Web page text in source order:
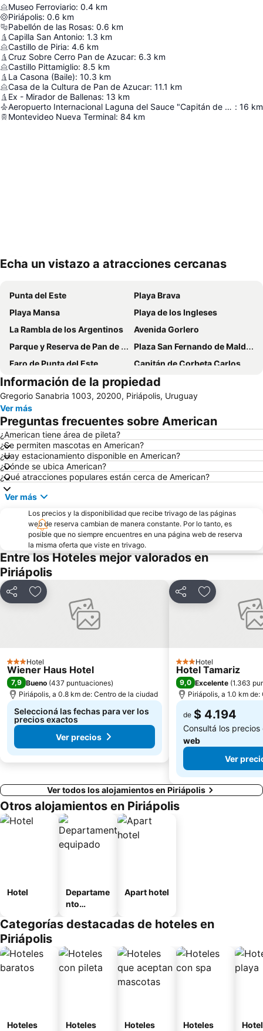
Museo Ferroviario: 0.4 km
Piriápolis: 0.6 km
Pabellón de las Rosas: 0.6 km
Capilla San Antonio: 1.3 km
Castillo de Piria: 4.6 km
Cruz Sobre Cerro Pan de Azucar: 6.3 km
Castillo Pittamiglio: 8.5 km
La Casona (Baile): 10.3 km
Casa de la Cultura de Pan de Azucar: 11.1 km
Ex - Mirador de Ballenas: 13 km
Aeropuerto Internacional Laguna del Sauce "Capitán de Corbeta Carlos Curbelo" : 16 km
Montevideo Nueva Terminal: 84 km
Echa un vistazo a atracciones cercanas
Punta del Este
Playa Brava
Playa Mansa
Playa de los Ingleses
La Rambla de los Argentinos
Avenida Gorlero
Parque y Reserva de Pan de Azúcar
Plaza San Fernando de Maldonado
Faro de Punta del Este
Capitán de Corbeta Carlos A. Curbelo International Airport
La Mano
Isla Gorriti
Información de la propiedad
Gregorio Sanabria 1003, 20200, Piriápolis, Uruguay
Ver más
Preguntas frecuentes sobre American
¿American tiene área de pileta?
¿Se permiten mascotas en American?
¿Hay estacionamiento disponible en American?
¿Dónde se ubica American?
¿Qué atracciones populares están cerca de American?
Ver más
Los precios y la disponibilidad que recibe trivago de las páginas
web de reserva cambian de manera constante. Por lo tanto, es
posible que no siempre encuentres en una página web de reserva
la misma oferta que viste en trivago.
Entre los Hoteles mejor valorados en
Piriápolis
CompartirAñadir a favoritos
3 Estrellas
Hotel
Wiener Haus Hotel
7,9 Bueno (437 puntuaciones)
Piriápolis, a 0.8 km de: Centro de la ciudad
Seleccioná las fechas para ver los
precios exactos
Ver precios
CompartirAñadir a
3 Estrellas
Hotel
Hotel Tamariz
9,0 Excelente (1.363
Piriápolis, a 1.0 km
de $ 4.194
Consultá los
web
Ver
Ver todos los alojamientos en Piriápolis
Otros alojamientos en Piriápolis
Hotel
Departame
nto
Apart hotel
Categorías destacadas de hoteles en
Piriápolis
Hoteles
Hoteles
Hoteles
Hoteles